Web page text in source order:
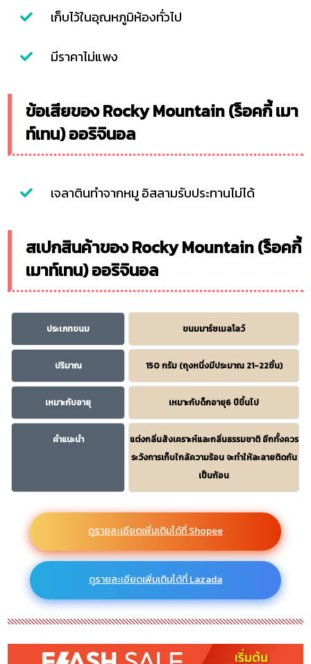
เก็บไว้ในอุณหภูมิห้องทั่วไป
มีราคาไม่แพง
ข้อเสียของ Rocky Mountain (ร็อคกี้ เมา
ท์เทน) ออริจินอล
เจลาตินทำจากหมู อิสลามรับประทานไม่ได้
สเปกสินค้าของ Rocky Mountain (ร็อคกี้
เมาท์เทน) ออริจินอล
ประเภทขนม ขนมมาร์ชเมลโลว์
ปริมาณ 150 กรัม (ถุงหนึ่งมีประมาณ 21-22ชิ้น)
เหมาะกับอายุ เหมาะกับด็กอายุ6 ปีขึ้นไป
คำแนะนำ
แต่งกลิ่นสังเคราะห์และกลิ่นธรรมชาติ อีกทั้งควร
ระวังการเก็บใกล้ความร้อน จะทำให้ละลายติดกัน
เป็นก้อน
ดูรายละเอียดเพิ่มเติมได้ที่ Shopee
ดูรายละเอียดเพิ่มเติมได้ที่ Lazada